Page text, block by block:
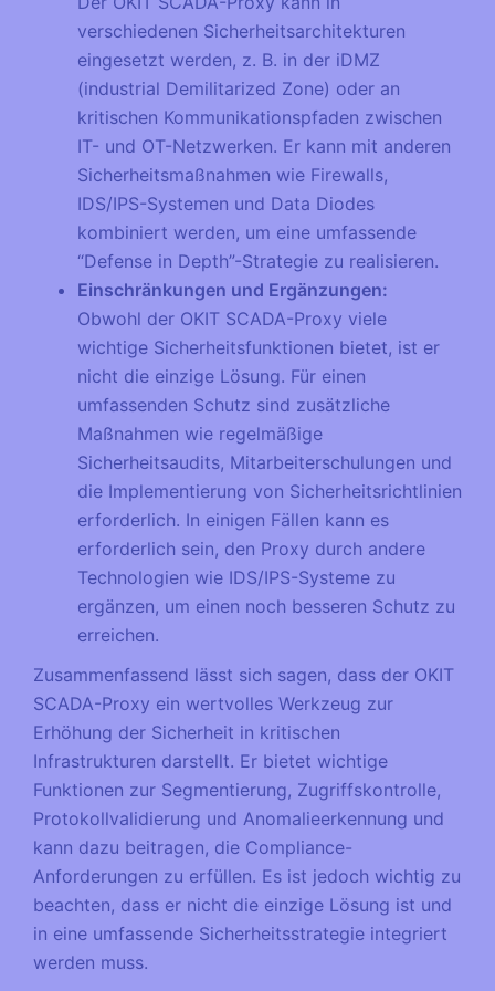
verschiedenen Sicherheitsarchitekturen
eingesetzt werden, z. B. in der iDMZ
(industrial Demilitarized Zone) oder an
kritischen Kommunikationspfaden zwischen
IT- und OT-Netzwerken. Er kann mit anderen
Sicherheitsmaßnahmen wie Firewalls,
IDS/IPS-Systemen und Data Diodes
kombiniert werden, um eine umfassende
“Defense in Depth”-Strategie zu realisieren.
Einschränkungen und Ergänzungen:
Obwohl der OKIT SCADA-Proxy viele
wichtige Sicherheitsfunktionen bietet, ist er
nicht die einzige Lösung. Für einen
umfassenden Schutz sind zusätzliche
Maßnahmen wie regelmäßige
Sicherheitsaudits, Mitarbeiterschulungen und
die Implementierung von Sicherheitsrichtlinien
erforderlich. In einigen Fällen kann es
erforderlich sein, den Proxy durch andere
Technologien wie IDS/IPS-Systeme zu
ergänzen, um einen noch besseren Schutz zu
erreichen.
Zusammenfassend lässt sich sagen, dass der OKIT
SCADA-Proxy ein wertvolles Werkzeug zur
Erhöhung der Sicherheit in kritischen
Infrastrukturen darstellt. Er bietet wichtige
Funktionen zur Segmentierung, Zugriffskontrolle,
Protokollvalidierung und Anomalieerkennung und
kann dazu beitragen, die Compliance-
Anforderungen zu erfüllen. Es ist jedoch wichtig zu
beachten, dass er nicht die einzige Lösung ist und
in eine umfassende Sicherheitsstrategie integriert
werden muss.